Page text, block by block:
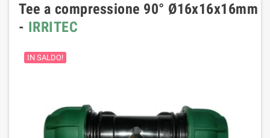
Tee a compressione 90° Ø16x16x16mm
- IRRITEC
IN SALDO!